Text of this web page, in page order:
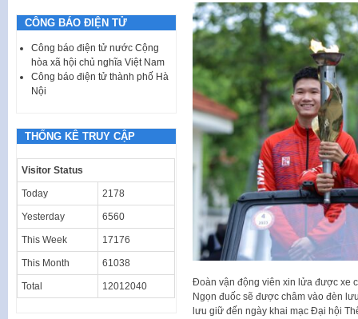
Đoàn vận động viên xin lửa được xe
Ngọn đuốc sẽ được châm vào đèn
lưu giữ đến ngày khai mạc Đại hội
CÔNG BÁO ĐIỆN TỬ
Công báo điện tử nước Cộng
hòa xã hội chủ nghĩa Việt Nam
Công báo điện tử thành phố Hà
Nội
THỐNG KÊ TRUY CẬP
Visitor Status
Today 2178
Yesterday 6560
This Week 17176
This Month 61038
Total 12012040